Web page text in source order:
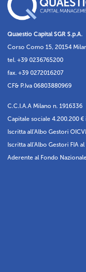
Quaestio Capital SGR S.p.A.
Corso Como 15, 20154
tel. +39 0236765200
fax. +39 0272016207
CF& P.Iva 06803880969
C.C.I.A.A Milano n. 1916336
Capitale sociale 4.200.200
Iscritta all'Albo Gestori
Iscritta all'Albo Gestori FIA
Aderente al Fondo